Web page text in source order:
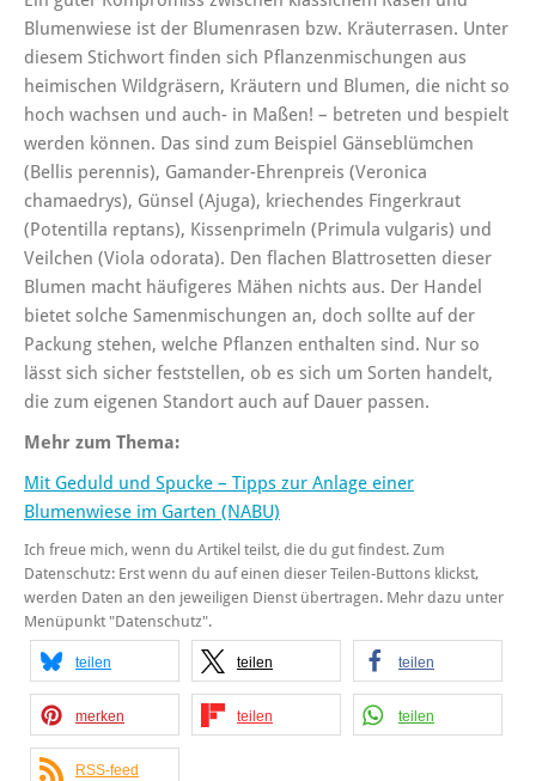
Blumenwiese ist der Blumenrasen bzw. Kräuterrasen. Unter
diesem Stichwort finden sich Pflanzenmischungen aus
heimischen Wildgräsern, Kräutern und Blumen, die nicht so
hoch wachsen und auch- in Maßen! – betreten und bespielt
werden können. Das sind zum Beispiel Gänseblümchen
(Bellis perennis), Ga­man­der-Eh­ren­preis (Veronica
chamaedrys), Günsel (Ajuga), kriechendes Fin­ger­kraut
(Potentilla reptans), Kis­sen­pri­meln (Primula vulgaris) und
Veilchen (Viola odorata). Den flachen Blattrosetten dieser
Blumen macht häufigeres Mähen nichts aus. Der Handel
bietet solche Samenmischungen an, doch sollte auf der
Packung stehen, welche Pflanzen enthalten sind. Nur so
lässt sich sicher feststellen, ob es sich um Sorten handelt,
die zum eigenen Standort auch auf Dauer passen.
Mehr zum Thema:
Mit Geduld und Spucke – Tipps zur Anlage einer
Blumenwiese im Garten (NABU)
Ich freue mich, wenn du Artikel teilst, die du gut findest. Zum
Datenschutz: Erst wenn du auf einen dieser Teilen-Buttons klickst,
werden Daten an den jeweiligen Dienst übertragen. Mehr dazu unter
Menüpunkt "Datenschutz".
teilen teilen teilen
merken teilen teilen
RSS-feed